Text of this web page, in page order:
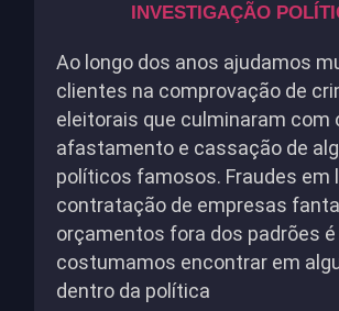
INVESTIGAÇÃO
Ao longo dos anos ajudamos
clientes na comprovação de
eleitorais que culminaram com
afastamento e cassação de
políticos famosos. Fraudes em
contratação de empresas
orçamentos fora dos padrões é
costumamos encontrar em
dentro da política